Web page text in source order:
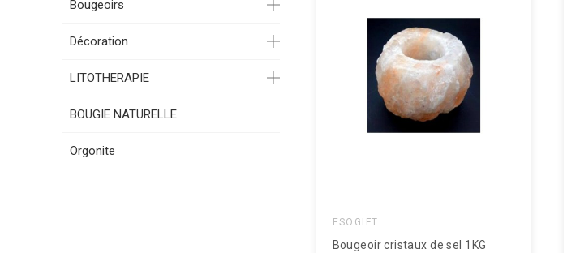
Bougeoirs
Décoration
LITOTHERAPIE
BOUGIE NATURELLE
Orgonite
ESOGIFT
Bougeoir cristaux de sel 1KG